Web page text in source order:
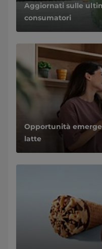
Aggiornati sulle
consumatori
Opportunità
latte